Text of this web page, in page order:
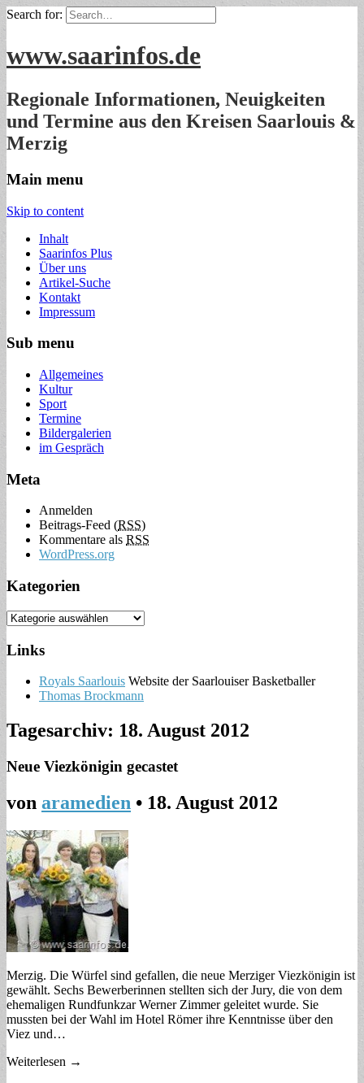
Search for:
www.saarinfos.de
Regionale Informationen, Neuigkeiten
und Termine aus den Kreisen Saarlouis &
Merzig
Main menu
Skip to content
Inhalt
Saarinfos Plus
Über uns
Artikel-Suche
Kontakt
Impressum
Sub menu
Allgemeines
Kultur
Sport
Termine
Bildergalerien
im Gespräch
Meta
Anmelden
Beitrags-Feed (RSS)
Kommentare als RSS
WordPress.org
Kategorien
Links
Royals Saarlouis Website der Saarlouiser Basketballer
Thomas Brockmann
Tagesarchiv: 18. August 2012
Neue Viezkönigin gecastet
von aramedien • 18. August 2012
Merzig. Die Würfel sind gefallen, die neue Merziger Viezkönigin ist
gewählt. Sechs Bewerberinnen stellten sich der Jury, die von dem
ehemaligen Rundfunkzar Werner Zimmer geleitet wurde. Sie
mussten bei der Wahl im Hotel Römer ihre Kenntnisse über den
Viez und…
Weiterlesen →